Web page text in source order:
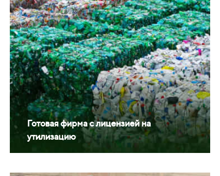
Готовая фирма с лицензией на
утилизацию